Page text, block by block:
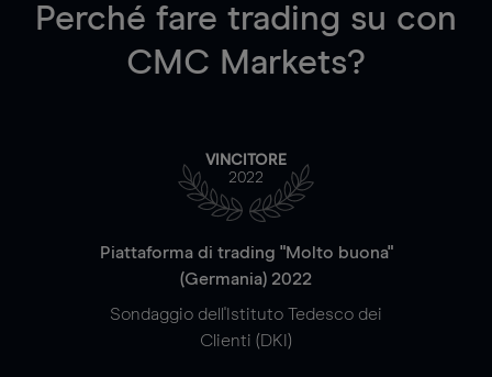
Perché fare trading su con
CMC Markets?
VINCITORE
2022
Piattaforma di trading "Molto buona"
(Germania) 2022
Sondaggio dell'Istituto Tedesco dei
Clienti (DKI)